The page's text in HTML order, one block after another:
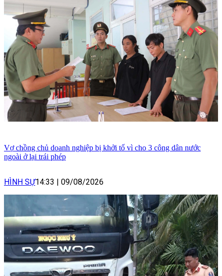
Vợ chồng chủ doanh nghiệp bị khởi tố vì cho 3 công dân nước
ngoài ở lại trái phép
HÌNH SỰ14:33 09/08/2026